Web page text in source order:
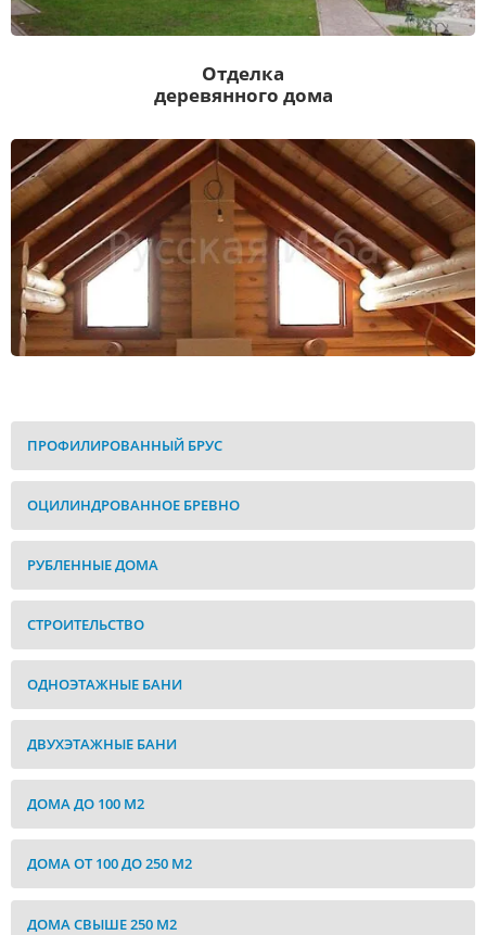
Отделка
деревянного дома
Оцилиндрованное бревно
ПРОФИЛИРОВАННЫЙ БРУС
ОЦИЛИНДРОВАННОЕ БРЕВНО
РУБЛЕННЫЕ ДОМА
СТРОИТЕЛЬСТВО
ОДНОЭТАЖНЫЕ БАНИ
ДВУХЭТАЖНЫЕ БАНИ
ДОМА ДО 100 М2
ДОМА ОТ 100 ДО 250 М2
ДОМА СВЫШЕ 250 М2